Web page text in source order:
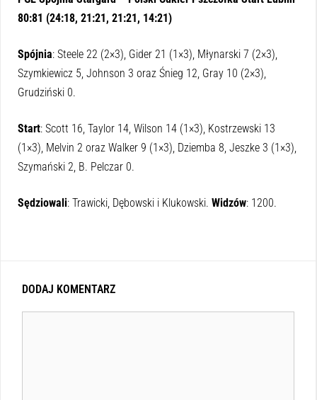
80:81 (24:18, 21:21, 21:21, 14:21)
Spójnia: Steele 22 (2×3), Gider 21 (1×3), Młynarski 7 (2×3),
Szymkiewicz 5, Johnson 3 oraz Śnieg 12, Gray 10 (2×3),
Grudziński 0.
Start: Scott 16, Taylor 14, Wilson 14 (1×3), Kostrzewski 13
(1×3), Melvin 2 oraz Walker 9 (1×3), Dziemba 8, Jeszke 3 (1×3),
Szymański 2, B. Pelczar 0.
Sędziowali: Trawicki, Dębowski i Klukowski. Widzów: 1200.
DODAJ KOMENTARZ